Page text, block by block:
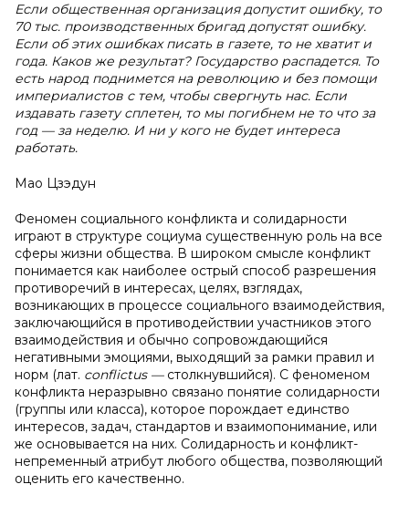
Если общественная организация допустит ошибку, то
70 тыс. производственных бригад допустят ошибку.
Если об этих ошибках писать в газете, то не хватит и
года. Каков же результат? Государство распадется. То
есть народ поднимется на революцию и без помощи
империалистов с тем, чтобы свергнуть нас. Если
издавать газету сплетен, то мы погибнем не то что за
год — за неделю. И ни у кого не будет интереса
работать.
Мао Цзэдун
Феномен социального конфликта и солидарности
играют в структуре социума существенную роль на все
сферы жизни общества. В широком смысле конфликт
понимается как наиболее острый способ разрешения
противоречий в интересах, целях, взглядах,
возникающих в процессе социального взаимодействия,
заключающийся в противодействии участников этого
взаимодействия и обычно сопровождающийся
негативными эмоциями, выходящий за рамки правил и
норм (лат. conflictus — столкнувшийся). С феноменом
конфликта неразрывно связано понятие солидарности
(группы или класса), которое порождает единство
интересов, задач, стандартов и взаимопонимание, или
же основывается на них. Солидарность и конфликт-
непременный атрибут любого общества, позволяющий
оценить его качественно.